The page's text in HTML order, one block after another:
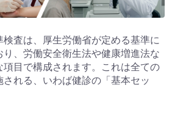
査は、厚生労働省が定める基準に
、労働安全衛生法や健康増進法な
項目で構成されます。これは全ての
れる、いわば健診の「基本セッ